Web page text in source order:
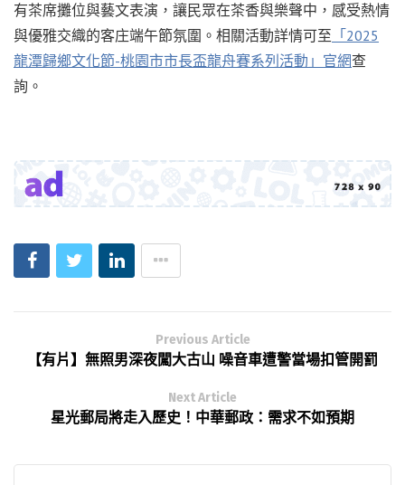
有茶席攤位與藝文表演，讓民眾在茶香與樂聲中，感受熱情
與優雅交織的客庄端午節氛圍。相關活動詳情可至 「2025
龍潭歸鄉文化節-桃園市市長盃龍舟賽系列活動」官網查
詢。
Previous Article
【有片】無照男深夜闖大古山 噪音車遭警當場扣管開罰
Next Article
星光郵局將走入歷史！中華郵政：需求不如預期